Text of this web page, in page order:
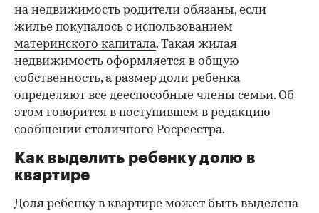
на недвижимость родители обязаны, если
жилье покупалось с использованием
материнского капитала. Такая жилая
недвижимость оформляется в общую
собственность, а размер доли ребенка
определяют все дееспособные члены семьи. Об
этом говорится в поступившем в редакцию
сообщении столичного Росреестра.
Как выделить ребенку долю в
квартире
Доля ребенку в квартире может быть выделена